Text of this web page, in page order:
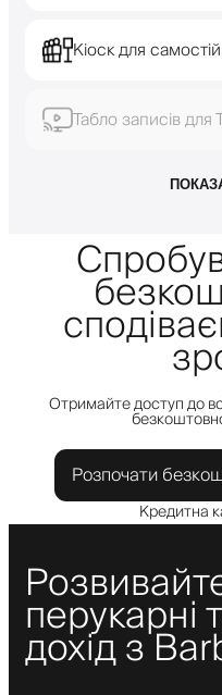
Кіоск для
Табло записів для
Отримайте доступ до
Розпочати
Кредитна
перукарні
дохід з